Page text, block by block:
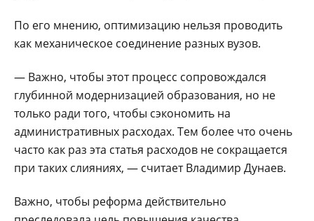
По его мнению, оптимизацию нельзя проводить
как механическое соединение разных вузов.
— Важно, чтобы этот процесс сопровождался
глубинной модернизацией образования, но не
только ради того, чтобы сэкономить на
административных расходах. Тем более что очень
часто как раз эта статья расходов не сокращается
при таких слияниях, — считает Владимир Дунаев.
Важно, чтобы реформа действительно